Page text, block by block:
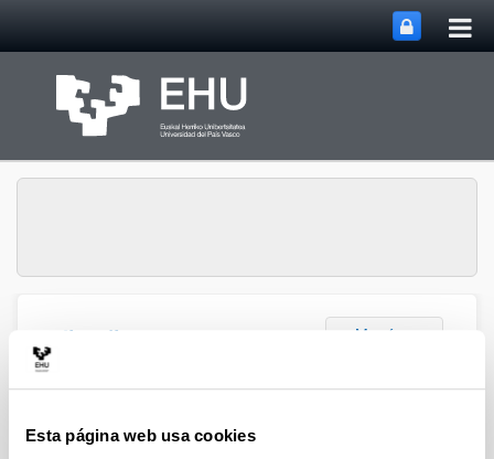
Esta página web usa cookies
Elkarrikertuz Menú Abrir/cerrar
2014